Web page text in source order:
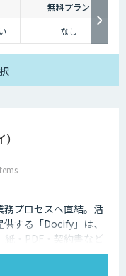
れています。大量のデー
習」の技術が進歩したこ
た。
無料プラン
なし
プロセスへ直結。活
する「Docify」は、
紙・PDF・契約書など
ッジ化し、AIエージェ
ットフォームです。